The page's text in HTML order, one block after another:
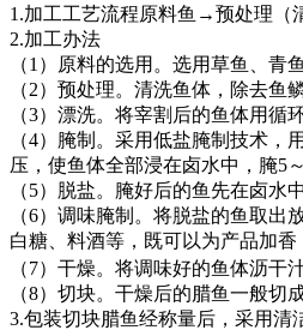
1.加工工艺流程原料鱼 →预处理（
2.加工办法
（1 ）原料的选用。选用草鱼、青
（2）预处理。清洗鱼体，除去鱼
（3）漂洗。将宰割后的鱼体用循
（4）腌制。采用低盐腌制技术，
压，使鱼体全部浸在卤水中，腌5～
（5）脱盐。腌好后的鱼先在卤水
（6）调味腌制。将脱盐的鱼取出
白糖、料酒等，既可以为产品加香
（7）干燥。将调味好的鱼体沥干
（8）切块。干燥后的腊鱼一般切
3.包装切块腊鱼经称量后，采用清